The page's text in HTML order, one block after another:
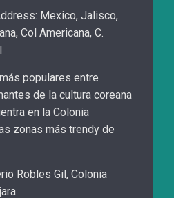
Mexico, Jalisco,
Col Americana, C.
populares entre
de la cultura coreana
en la Colonia
zonas más trendy de
Robles Gil, Colonia